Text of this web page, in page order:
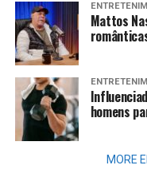
Mattos
homens
MORE